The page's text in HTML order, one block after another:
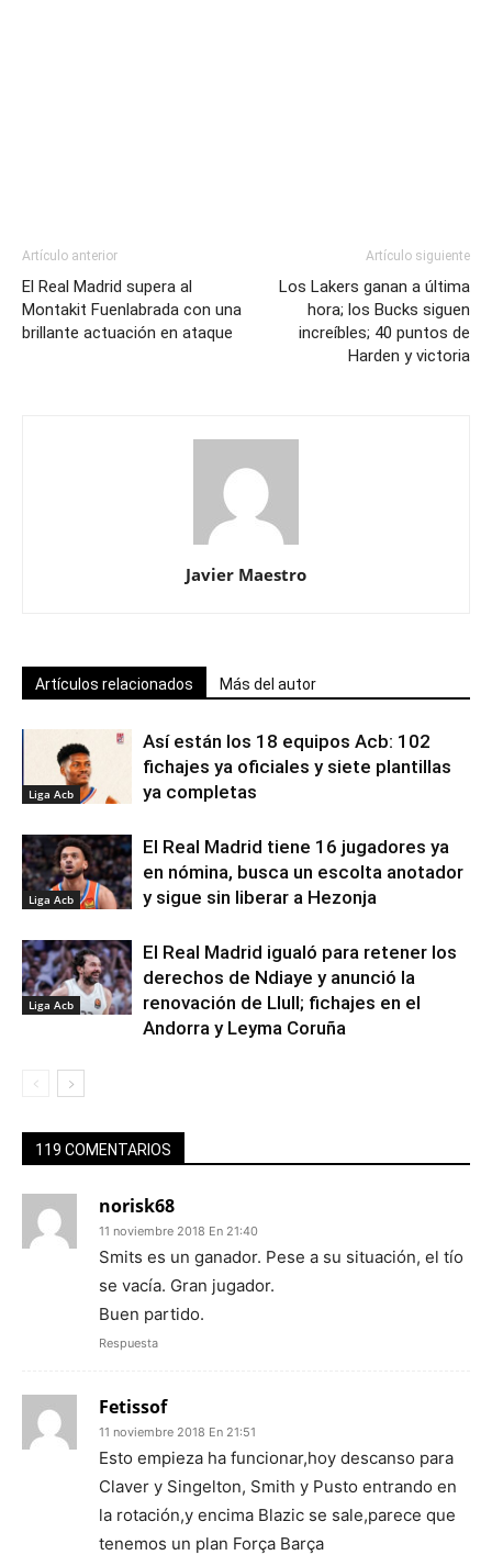
Artículo anterior
El Real Madrid supera al
Montakit Fuenlabrada con una
brillante actuación en ataque
Artículo siguiente
Los Lakers ganan a última
hora; los Bucks siguen
increíbles; 40 puntos de
Harden y victoria
Javier Maestro
Artículos relacionados Más del autor
Liga Acb
Así están los 18 equipos Acb: 102
fichajes ya oficiales y siete plantillas
ya completas
Liga Acb
El Real Madrid tiene 16 jugadores ya
en nómina, busca un escolta anotador
y sigue sin liberar a Hezonja
Liga Acb
El Real Madrid igualó para retener los
derechos de Ndiaye y anunció la
renovación de Llull; fichajes en el
Andorra y Leyma Coruña
119 COMENTARIOS
norisk68
11 noviembre 2018 En 21:40
Smits es un ganador. Pese a su situación, el tío
se vacía. Gran jugador.
Buen partido.
Respuesta
Fetissof
11 noviembre 2018 En 21:51
Esto empieza ha funcionar,hoy descanso para
Claver y Singelton, Smith y Pusto entrando en
la rotación,y encima Blazic se sale,parece que
tenemos un plan Força Barça